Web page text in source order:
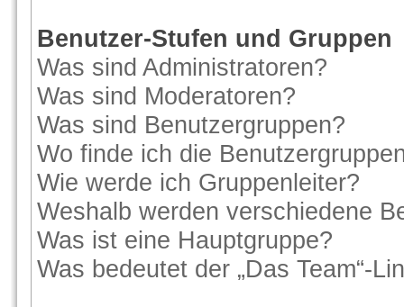
Benutzer-Stufen und Gruppen
Was sind Administratoren?
Was sind Moderatoren?
Was sind Benutzergruppen?
Wo finde ich die
Wie werde ich Gruppenleiter?
Weshalb werden verschiedene
Was ist eine Hauptgruppe?
Was bedeutet der „Das Team“-